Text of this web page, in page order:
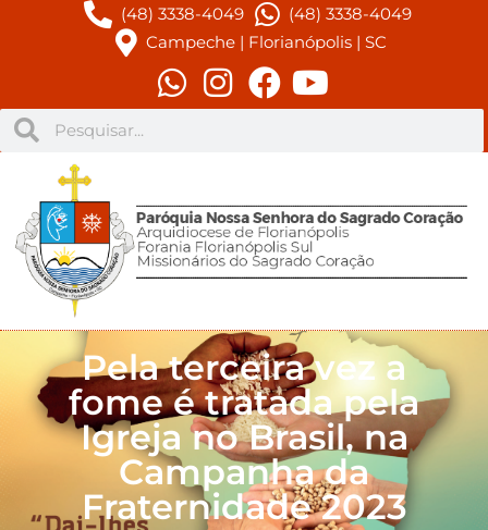
(48) 3338-4049
(48) 3338-4049
Campeche | Florianópolis | SC
Pela terceira vez a
fome é tratada pela
Igreja no Brasil, na
Campanha da
Fraternidade 2023